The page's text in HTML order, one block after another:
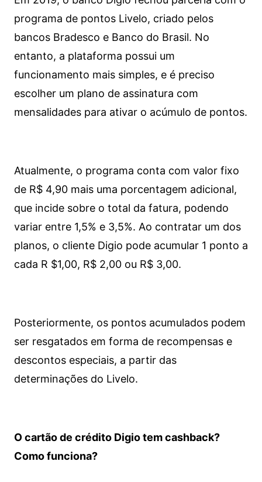
programa de pontos Livelo, criado pelos
bancos Bradesco e Banco do Brasil. No
entanto, a plataforma possui um
funcionamento mais simples, e é preciso
escolher um plano de assinatura com
mensalidades para ativar o acúmulo de pontos.
Atualmente, o programa conta com valor fixo
de R$ 4,90 mais uma porcentagem adicional,
que incide sobre o total da fatura, podendo
variar entre 1,5% e 3,5%. Ao contratar um dos
planos, o cliente Digio pode acumular 1 ponto a
cada R $1,00, R$ 2,00 ou R$ 3,00.
Posteriormente, os pontos acumulados podem
ser resgatados em forma de recompensas e
descontos especiais, a partir das
determinações do Livelo.
O cartão de crédito Digio tem cashback?
Como funciona?